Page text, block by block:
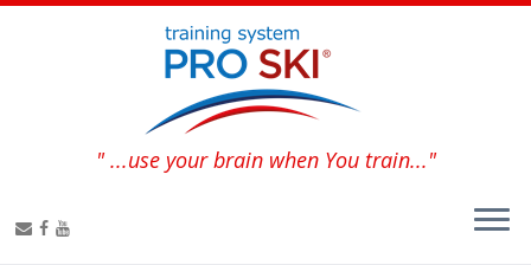
" ...use your brain when You train..."